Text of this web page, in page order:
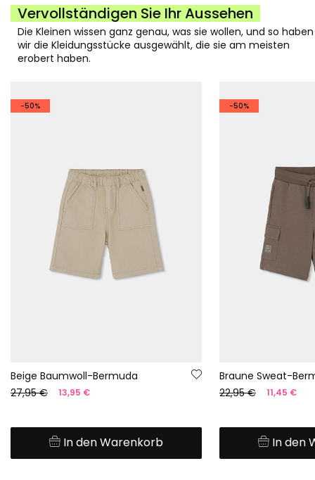
Vervollständigen Sie Ihr Aussehen
Die Kleinen wissen ganz genau, was sie wollen, und so haben
wir die Kleidungsstücke ausgewählt, die sie am meisten
erobert haben.
-50%
Beige Baumwoll-Bermuda
27,95 €
13,95 €
In den Warenkorb
-50%
Braune Sweat-
22,95 €
11,45 €
In den